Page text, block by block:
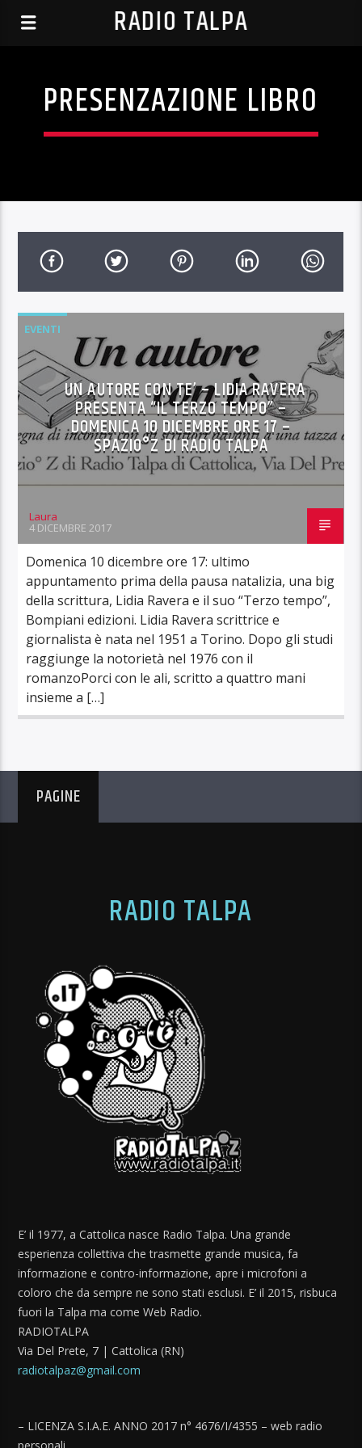
RADIO TALPA
PRESENZAZIONE LIBRO
EVENTI
UN AUTORE CON TE’ – LIDIA RAVERA
PRESENTA “IL TERZO TEMPO” –
DOMENICA 10 DICEMBRE ORE 17 –
SPAZIO°Z DI RADIO TALPA
Laura
4 DICEMBRE 2017
Domenica 10 dicembre ore 17: ultimo
appuntamento prima della pausa natalizia, una big
della scrittura, Lidia Ravera e il suo “Terzo tempo”,
Bompiani edizioni. Lidia Ravera scrittrice e
giornalista è nata nel 1951 a Torino. Dopo gli studi
raggiunge la notorietà nel 1976 con il
romanzoPorci con le ali, scritto a quattro mani
insieme a […]
PAGINE
RADIO TALPA
E’ il 1977, a Cattolica nasce Radio Talpa. Una grande
esperienza collettiva che trasmette grande musica, fa
informazione e contro-informazione, apre i microfoni a
coloro che da sempre ne sono stati esclusi. E’ il 2015, risbuca
fuori la Talpa ma come Web Radio.
RADIOTALPA
Via Del Prete, 7 | Cattolica (RN)
radiotalpaz@gmail.com
– LICENZA S.I.A.E. ANNO 2017 n° 4676/I/4355 – web radio